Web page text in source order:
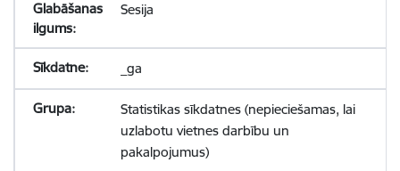
Sesija
_ga
Statistikas sīkdatnes (nepieciešamas, lai
uzlabotu vietnes darbību un
pakalpojumus)